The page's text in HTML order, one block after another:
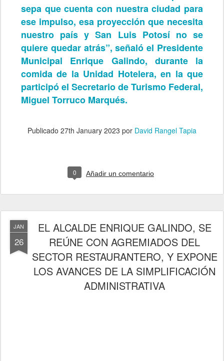
sepa que cuenta con nuestra ciudad para
ese impulso, esa proyección que necesita
nuestro país y San Luis Potosí no se
quiere quedar atrás”, señaló el Presidente
Municipal Enrique Galindo, durante la
comida de la Unidad Hotelera, en la que
participó el Secretario de Turismo Federal,
Miguel Torruco Marqués.
Publicado 27th January 2023 por David Rangel Tapia
0 Añadir un comentario
JAN
26
EL ALCALDE ENRIQUE GALINDO, SE
REÚNE CON AGREMIADOS DEL
SECTOR RESTAURANTERO, Y EXPONE
LOS AVANCES DE LA SIMPLIFICACIÓN
ADMINISTRATIVA